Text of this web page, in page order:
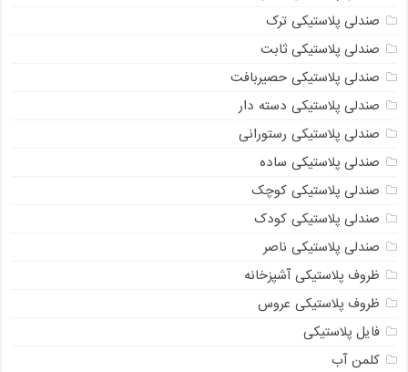
صندلی پلاستیکی ترک
صندلی پلاستیکی ثابت
صندلی پلاستیکی حصیربافت
صندلی پلاستیکی دسته دار
صندلی پلاستیکی رستورانی
صندلی پلاستیکی ساده
صندلی پلاستیکی کوچک
صندلی پلاستیکی کودک
صندلی پلاستیکی ناصر
ظروف پلاستیکی آشپزخانه
ظروف پلاستیکی عروس
فایل پلاستیکی
کلمن آب